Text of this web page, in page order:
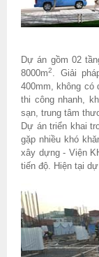
Dự án gồm 02
8000m2. Giải
400mm, không có
thi công nhanh,
sạn, trung tâm
Dự án triển khai
gặp nhiều khó
xây dựng - Viện
tiến độ. Hiện tại